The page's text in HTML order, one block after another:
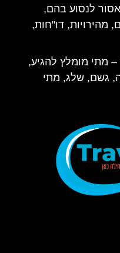
לנסוע בהם,
מהירויות, דו"חות,
– מתי מומלץ להגיע,
גשם, שלג, מתי